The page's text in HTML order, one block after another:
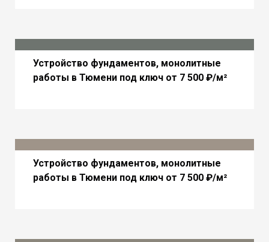
Устройство фундаментов, монолитные
работы в Тюмени под ключ от 7 500 ₽/м²
Устройство фундаментов, монолитные
работы в Тюмени под ключ от 7 500 ₽/м²